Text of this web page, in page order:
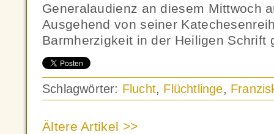
Generalaudienz an diesem Mittwoch
Ausgehend von seiner
Barmherzigkeit in der Heiligen
Schlagwörter: Flucht, Flüchtlinge,
Ältere Artikel >>